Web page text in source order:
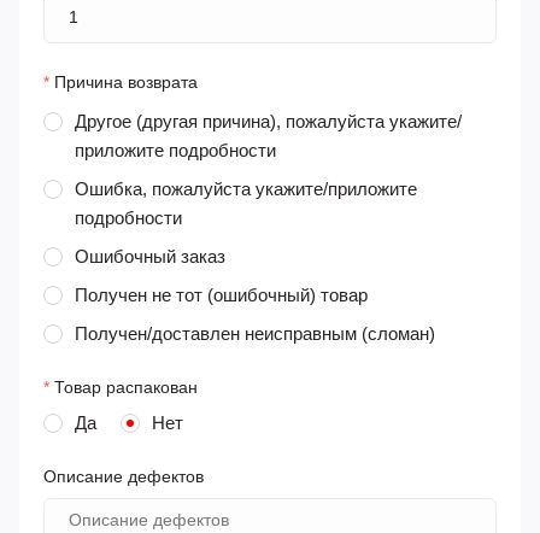
* Причина возврата
Другое (другая причина), пожалуйста укажите/
приложите подробности
Ошибка, пожалуйста укажите/приложите
подробности
Ошибочный заказ
Получен не тот (ошибочный) товар
Получен/доставлен неисправным (сломан)
* Товар распакован
Да Нет
Описание дефектов